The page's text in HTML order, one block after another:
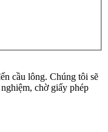
cầu lông. Chúng tôi sẽ
chờ giấy phép